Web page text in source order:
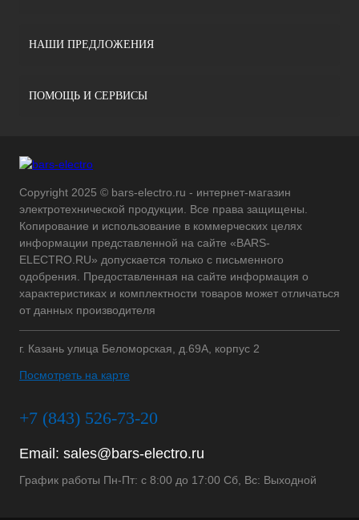
НАШИ ПРЕДЛОЖЕНИЯ
ПОМОЩЬ И СЕРВИСЫ
Copyright 2025 © bars-electro.ru - интернет-магазин
электротехнической продукции. Все права защищены.
Копирование и использование в коммерческих целях
информации представленной на сайте «BARS-
ELECTRO.RU» допускается только с письменного
одобрения. Предоставленная на сайте информация о
характеристиках и комплектности товаров может отличаться
от данных производителя
г. Казань улица Беломорская, д.69А, корпус 2
Посмотреть на карте
+7 (843) 526-73-20
Email: sales@bars-electro.ru
График работы Пн-Пт: с 8:00 до 17:00 Сб, Вс: Выходной